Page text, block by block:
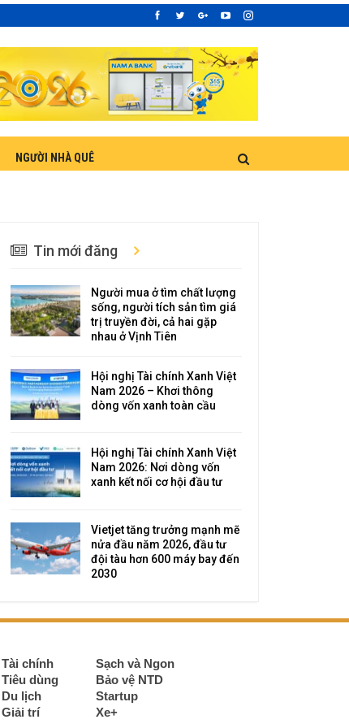
NGƯỜI NHÀ QUÊ
Tin mới đăng
Người mua ở tìm chất lượng
sống, người tích sản tìm giá
trị truyền đời, cả hai gặp
nhau ở Vịnh Tiên
Hội nghị Tài chính Xanh Việt
Nam 2026 – Khơi thông
dòng vốn xanh toàn cầu
Hội nghị Tài chính Xanh Việt
Nam 2026: Nơi dòng vốn
xanh kết nối cơ hội đầu tư
Vietjet tăng trưởng mạnh mẽ
nửa đầu năm 2026, đầu tư
đội tàu hơn 600 máy bay đến
2030
Tài chính
Sạch và Ngon
Tiêu dùng
Bảo vệ NTD
Du lịch
Startup
Giải trí Xe+